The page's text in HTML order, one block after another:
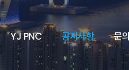
YJ PNC 공지사항 문